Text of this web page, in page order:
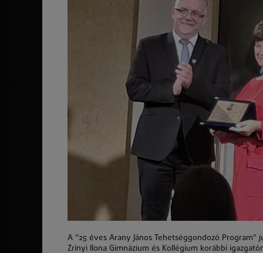
A "25 éves Arany János Tehetséggondozó
Zrínyi Ilona Gimnázium és Kollégium korábbi